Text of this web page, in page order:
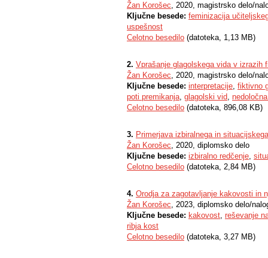
Žan Korošec, 2020, magistrsko delo/
Ključne besede: feminizacija
uspešnost
Celotno besedilo (datoteka, 1,13 MB)
2. Vprašanje glagolskega vida v izrazih
Žan Korošec, 2020, magistrsko delo/
Ključne besede: interpretacije, fiktivno
poti premikanja, glagolski vid,
Celotno besedilo (datoteka, 896,08 KB)
3. Primerjava izbiralnega in
Žan Korošec, 2020, diplomsko delo
Ključne besede: izbiralno redčenje,
Celotno besedilo (datoteka, 2,84 MB)
4. Orodja za zagotavljanje kakovosti in
Žan Korošec, 2023, diplomsko delo/
Ključne besede: kakovost, reševanje
ribja kost
Celotno besedilo (datoteka, 3,27 MB)